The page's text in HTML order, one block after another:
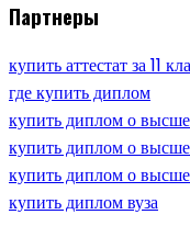
Партнеры
купить аттестат за 11
где купить диплом
купить диплом о
купить диплом о
купить диплом о
купить диплом вуза